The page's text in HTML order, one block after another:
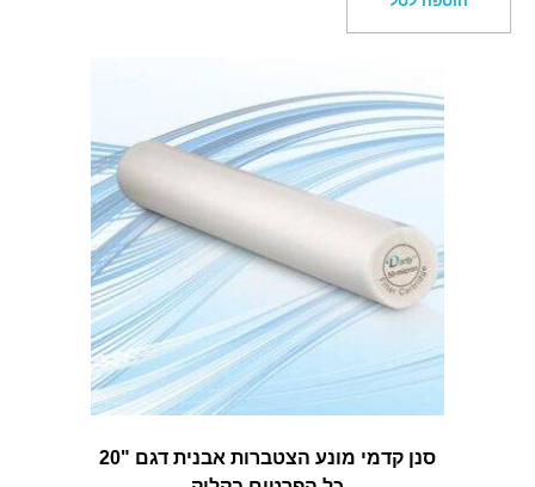
סנן קדמי מונע הצטברות אבנית דגם "20